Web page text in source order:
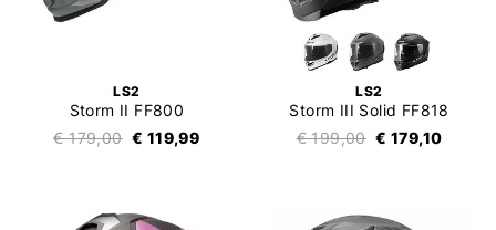
LS2
Storm II FF800
€ 179,00 € 119,99
LS2
Storm III Solid FF818
€ 199,00 € 179,10